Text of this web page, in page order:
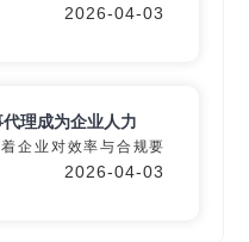
2026-04-03
理成为企业人力
企业对效率与合规要
2026-04-03